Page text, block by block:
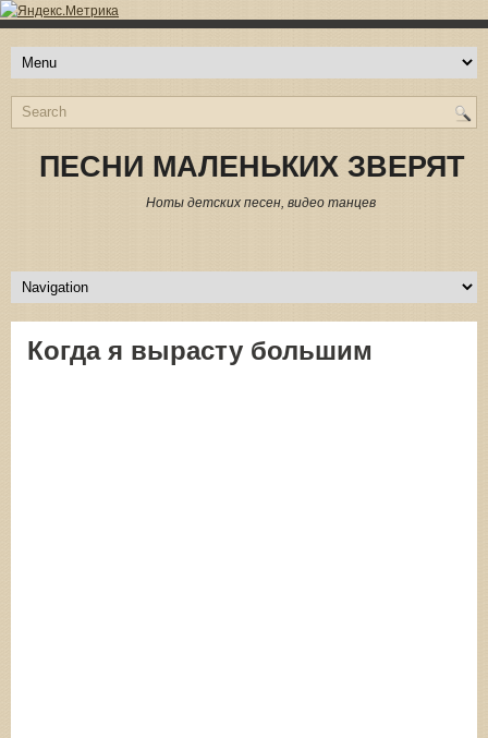
ПЕСНИ МАЛЕНЬКИХ ЗВЕРЯТ
Ноты детских песен, видео танцев
Когда я вырасту большим